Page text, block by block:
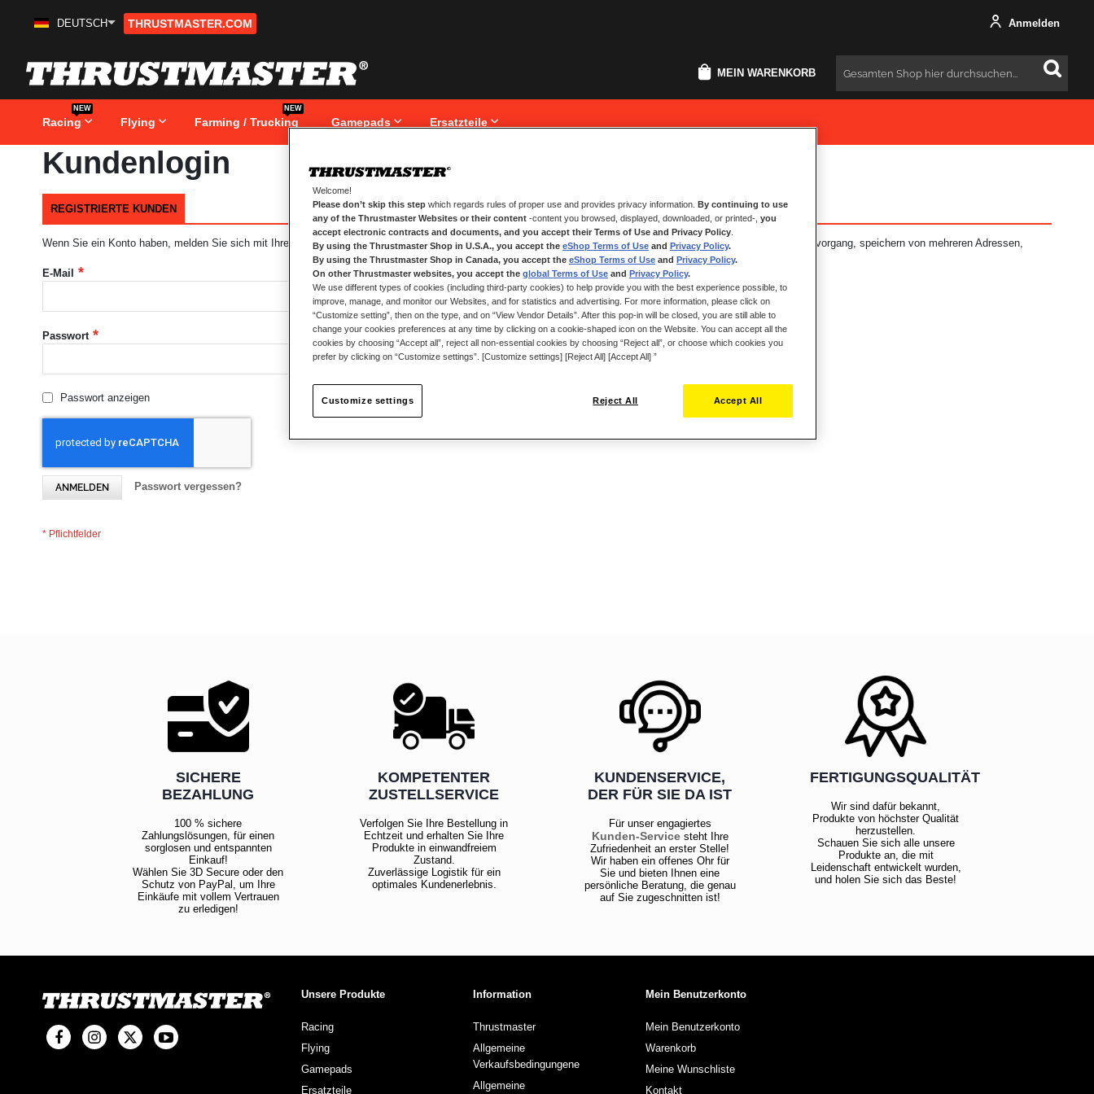
Zum
DEUTSCH THRUSTMASTER.COM Anmelden
MEIN WARENKORB Suchen
Racing
NEW
Flying Farming / Trucking
NEW
Gamepads Ersatzteile
Kundenlogin
REGISTRIERTE KUNDEN
Wenn Sie ein Konto haben, melden Sie sich mit Ihrer e-Mail-Adresse.
E-Mail
Passwort
Passwort anzeigen
ANMELDEN Passwort vergessen?
NEUE KUNDEN
Ihre Anmeldung hat viele Vorteile: schnellerer Bestellvorgang, speichern von mehreren Adressen,
Sendungsverfolgung und vieles mehr.
EIN KONTO ERSTELLEN
SICHERE
BEZAHLUNG
100 % sichere
Zahlungslösungen, für einen
sorglosen und entspannten
Einkauf!
Wählen Sie 3D Secure oder den
Schutz von PayPal, um Ihre
Einkäufe mit vollem Vertrauen
zu erledigen!
KOMPETENTER
ZUSTELLSERVICE
Verfolgen Sie Ihre Bestellung in
Echtzeit und erhalten Sie Ihre
Produkte in einwandfreiem
Zustand.
Zuverlässige Logistik für ein
optimales Kundenerlebnis.
KUNDENSERVICE,
DER FÜR SIE DA IST
Für unser engagiertes
Kunden-Servicesteht Ihre
Zufriedenheit an erster Stelle!
Wir haben ein offenes Ohr für
Sie und bieten Ihnen eine
persönliche Beratung, die genau
auf Sie zugeschnitten ist!
FERTIGUNGSQUALITÄT
Wir sind dafür bekannt,
Produkte von höchster Qualität
herzustellen.
Schauen Sie sich alle unsere
Produkte an, die mit
Leidenschaft entwickelt wurden,
und holen Sie sich das Beste!
Unsere Produkte
Racing
Flying
Gamepads
Ersatzteile
Information
Thrustmaster
Allgemeine
Verkaufsbedingungene
Allgemeine
Mein Benutzerkonto
Mein Benutzerkonto
Warenkorb
Meine Wunschliste
Kontakt
Welcome!
Please don’t skip this step which regards rules of proper use and provides privacy information. By continuing to use
any of the Thrustmaster Websites or their content -content you browsed, displayed, downloaded, or printed-, you
accept electronic contracts and documents, and you accept their Terms of Use and Privacy Policy
By using the Thrustmaster Shop in U.S.A., you accept the eShop Terms of Use and Privacy Policy.
By using the Thrustmaster Shop in Canada, you accept the eShop Terms of Use and Privacy Policy.
On other Thrustmaster websites, you accept the global Terms of Use and Privacy Policy.
We use different types of cookies (including third-party cookies) to help provide you with the best experience possible, to
improve, manage, and monitor our Websites, and for statistics and advertising. For more information, please click on
“Customize setting”, then on the type, and on “View Vendor Details”. After this pop-in will be closed, you are still able to
change your cookies preferences at any time by clicking on a cookie-shaped icon on the Website. You can accept all the
cookies by choosing “Accept all”, reject all non-essential cookies by choosing “Reject all”, or choose which cookies you
prefer by clicking on “Customize settings”. [Customize settings] [Reject All] [Accept All] ”
Reject All Accept All
Customize settings